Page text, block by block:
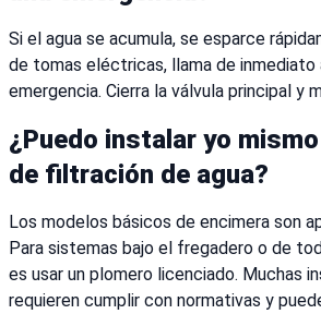
Si el agua se acumula, se esparce
de tomas eléctricas, llama de inmediato
emergencia. Cierra la válvula principal y
¿Puedo instalar yo
de filtración de agua?
Los modelos básicos de encimera son
Para sistemas bajo el fregadero o de
es usar un plomero licenciado. Muchas
requieren cumplir con normativas y